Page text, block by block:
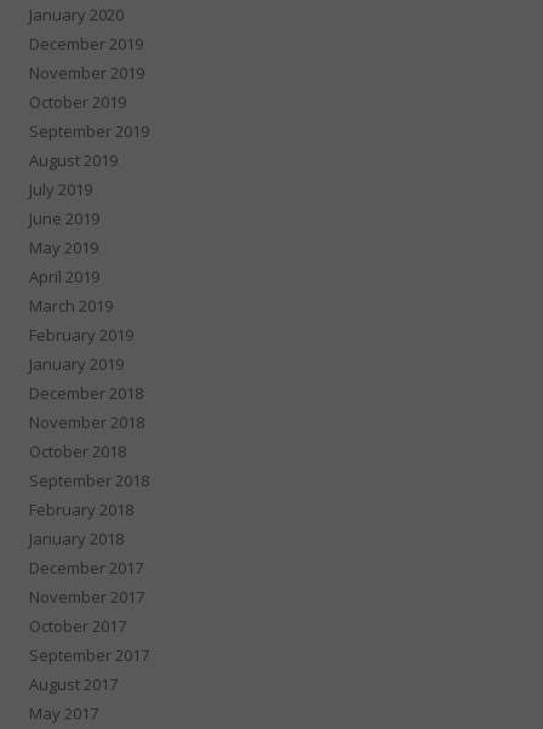
January 2020
December 2019
November 2019
October 2019
September 2019
August 2019
July 2019
June 2019
May 2019
April 2019
March 2019
February 2019
January 2019
December 2018
November 2018
October 2018
September 2018
February 2018
January 2018
December 2017
November 2017
October 2017
September 2017
August 2017
May 2017